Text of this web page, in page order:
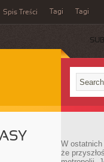
Spis Treści Tagi Tagi
W
że